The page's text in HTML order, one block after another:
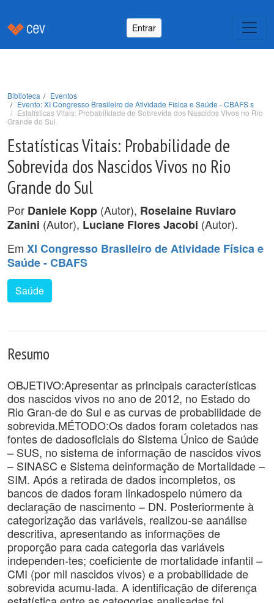
Entrar
Biblioteca
Eventos
Evento: XI Congresso Brasileiro de Atividade Física e Saúde - CBAFS s
Estatísticas Vitais: Probabilidade de Sobrevida dos Nascidos Vivos no Rio
Grande do Sul
Estatísticas Vitais: Probabilidade de
Sobrevida dos Nascidos Vivos no Rio
Grande do Sul
Por Daniele Kopp (Autor), Roselaine Ruviaro
Zanini (Autor), Luciane Flores Jacobi (Autor).
Em XI Congresso Brasileiro de Atividade Física e
Saúde - CBAFS
Saúde
Resumo
OBJETIVO:Apresentar as principais características
dos nascidos vivos no ano de 2012, no Estado do
Rio Gran-de do Sul e as curvas de probabilidade de
sobrevida.MÉTODO:Os dados foram coletados nas
fontes de dadosoficiais do Sistema Único de Saúde
– SUS, no sistema de informação de nascidos vivos
– SINASC e Sistema deinformação de Mortalidade –
SIM. Após a retirada de dados incompletos, os
bancos de dados foram linkadospelo número da
declaração de nascimento – DN. Posteriormente à
categorização das variáveis, realizou-se aanálise
descritiva, apresentando as informações de
proporção para cada categoria das variáveis
independen-tes; coeficiente de mortalidade infantil –
CMI (por mil nascidos vivos) e a probabilidade de
sobrevida acumu-lada. A identificação de diferença